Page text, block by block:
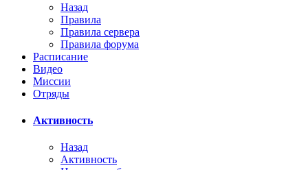
Назад
Правила
Правила сервера
Правила форума
Расписание
Видео
Миссии
Отряды
Активность
Назад
Активность